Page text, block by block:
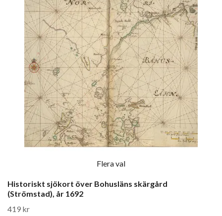
Flera val
Historiskt sjökort över Bohusläns skärgård
(Strömstad), år 1692
419 kr